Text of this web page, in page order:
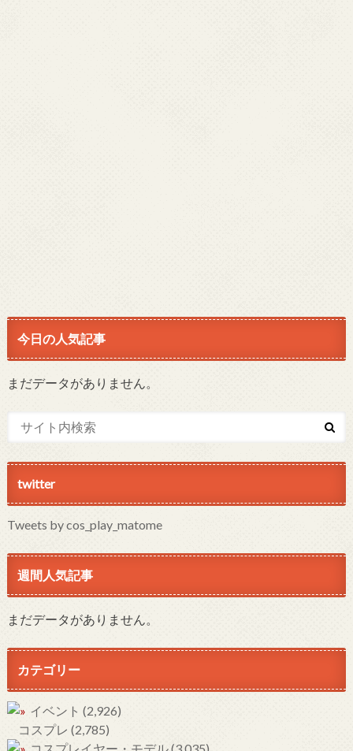
今日の人気記事
まだデータがありません。
twitter
Tweets by cos_play_matome
週間人気記事
まだデータがありません。
カテゴリー
イベント (2,926)
コスプレ (2,785)